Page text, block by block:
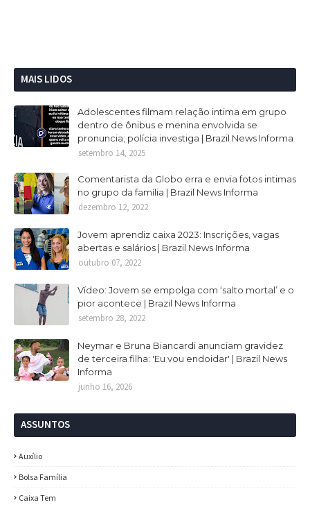
MAIS LIDOS
Adolescentes filmam relação intima em grupo
dentro de ônibus e menina envolvida se
pronuncia; polícia investiga | Brazil News Informa
setembro 14, 2025
Comentarista da Globo erra e envia fotos intimas
no grupo da família | Brazil News Informa
dezembro 12, 2022
Jovem aprendiz caixa 2023: Inscrições, vagas
abertas e salários | Brazil News Informa
outubro 07, 2022
Vídeo: Jovem se empolga com ‘salto mortal’ e o
pior acontece | Brazil News Informa
setembro 28, 2022
Neymar e Bruna Biancardi anunciam gravidez
de terceira filha: 'Eu vou endoidar' | Brazil News
Informa
junho 16, 2026
ASSUNTOS
Auxílio
Bolsa Família
Caixa Tem